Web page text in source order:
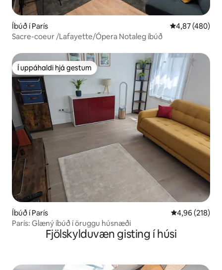
Íbúð í París 4,87 af 5 í
4,87 (480)
Sacre-coeur /Lafayette/Ópera Notaleg íbúð
Í uppáhaldi hjá gestum
Í uppáhaldi hjá gestum
Íbúð í París 4,96 af 5 í
4,96 (218)
París: Glæný íbúð í öruggu húsnæði
Fjölskylduvæn gisting í húsi